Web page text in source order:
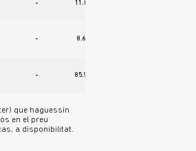
- 11.07 m
- 8.61 m
- 85.95 m
que haguessin
en el preu
a disponibilitat.